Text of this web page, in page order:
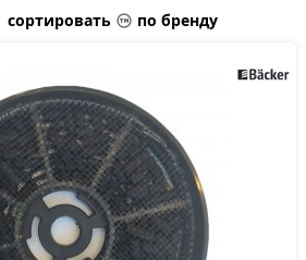
сортировать
по бренду